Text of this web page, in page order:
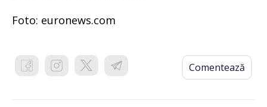
Foto: euronews.com
Comentează